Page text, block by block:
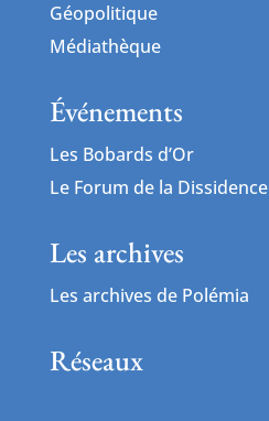
Géopolitique
Médiathèque
Événements
Les Bobards d’Or
Le Forum de la Dissidence
Les archives
Les archives de Polémia
Réseaux